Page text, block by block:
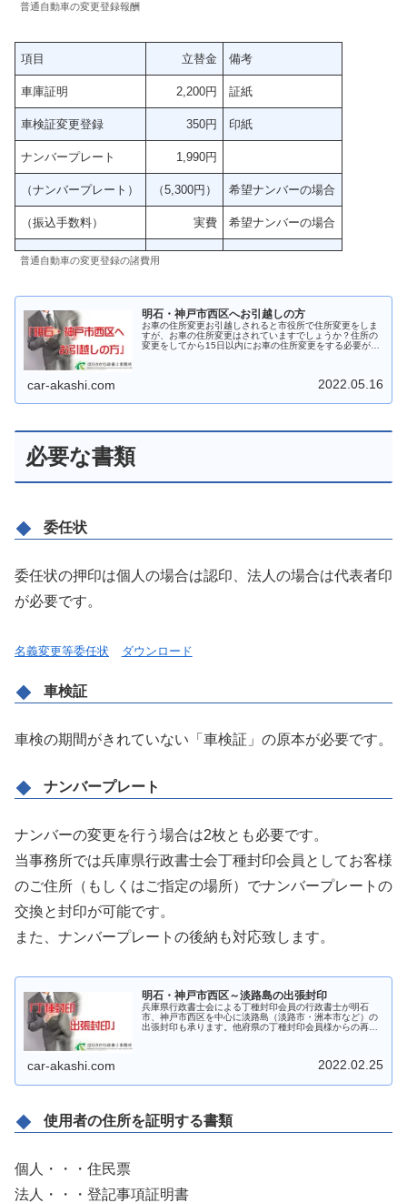
普通自動車の変更登録報酬
項目 立替金 備考
車庫証明 2,200円 証紙
車検証変更登録 350円 印紙
ナンバープレート 1,990円
（ナンバープレート） （5,300円） 希望ナンバーの場合
（振込手数料） 実費 希望ナンバーの場合
普通自動車の変更登録の諸費用
明石・神戸市西区へお引越しの方
お車の住所変更お引越しされると市役所で住所変更をしま
すが、お車の住所変更はされていますでしょうか？住所の
変更をしてから15日以内にお車の住所変更をする必要があ
car-akashi.com 2022.05.16
必要な書類
委任状
委任状の押印は個人の場合は認印、法人の場合は代表者印
が必要です。
名義変更等委任状 ダウンロード
車検証
車検の期間がきれていない「車検証」の原本が必要です。
ナンバープレート
ナンバーの変更を行う場合は2枚とも必要です。
当事務所では兵庫県行政書士会丁種封印会員としてお客様
のご住所（もしくはご指定の場所）でナンバープレートの
交換と封印が可能です。
また、ナンバープレートの後納も対応致します。
明石・神戸市西区～淡路島の出張封印
兵庫県行政書士会による丁種封印会員の行政書士が明石
市、神戸市西区を中心に淡路島（淡路市・洲本市など）の
出張封印も承ります。他府県の丁種封印会員様からの再々
car-akashi.com 2022.02.25
使用者の住所を証明する書類
個人・・・住民票
法人・・・登記事項証明書